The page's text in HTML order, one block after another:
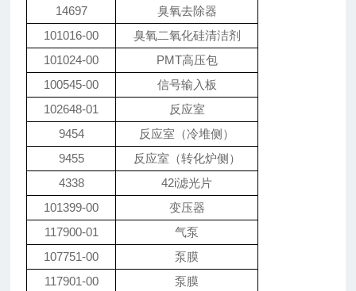
14697
臭氧去除器
101016-00
臭氧二氧化硅清洁剂
101024-00
PMT高压包
100545-00
信号输入板
102648-01
反应室
9454
反应室（冷堆侧）
9455
反应室（转化炉侧）
4338
42i滤光片
101399-00
变压器
117900-01
气泵
107751-00
泵膜
117901-00
泵膜